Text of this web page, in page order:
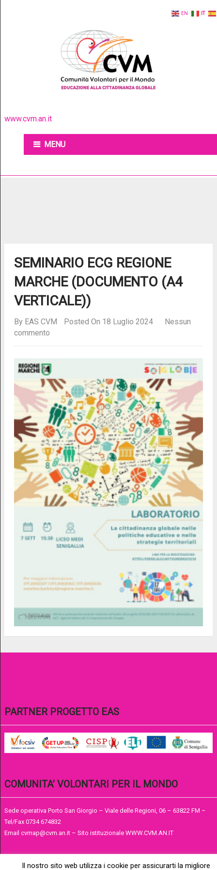
www.cvm.an.it
MENU
SEMINARIO ECG REGIONE
MARCHE (DOCUMENTO (A4
VERTICALE))
By EAS CVM Posted On 18 Luglio 2024
Nessun
commento
PARTNER PROGETTO EAS
COMUNITA’ VOLONTARI PER IL MONDO
Sede operativa Porto San Giorgio – Viale delle Regioni, 06 – 63822 FM –
Tel/Fax 0734 674832
Email cvmap@cvm.an.it – Sito istituzionale WWW.CVM.AN.IT
Il nostro sito web utilizza i cookie per assicurarti la migliore
EN IT